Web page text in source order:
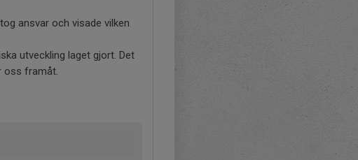
ansvar och visade vilken
utveckling laget gjort. Det
oss framåt.